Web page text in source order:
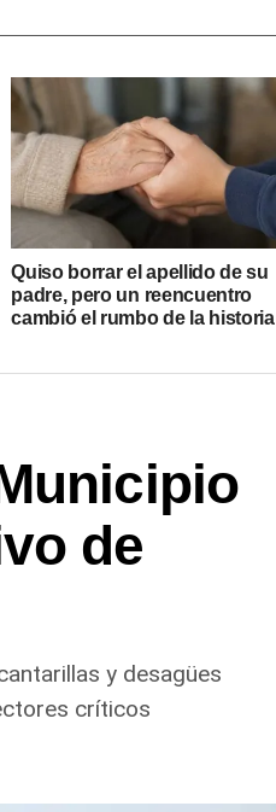
Quiso borrar el apellido de su
padre, pero un reencuentro
cambió el rumbo de la historia
de
y desagües
críticos